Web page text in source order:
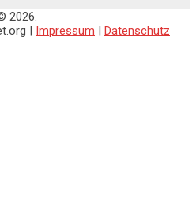
2026.
| Impressum | Datenschutz